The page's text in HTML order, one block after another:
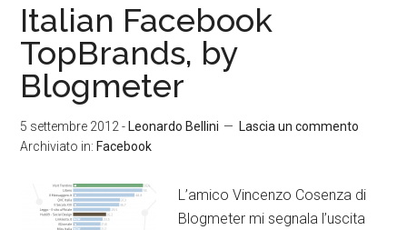
Italian Facebook
TopBrands, by
Blogmeter
5 settembre 2012 - Leonardo Bellini
Lascia un commento
Archiviato in: Facebook
L’amico Vincenzo Cosenza di
Blogmeter mi segnala l’uscita